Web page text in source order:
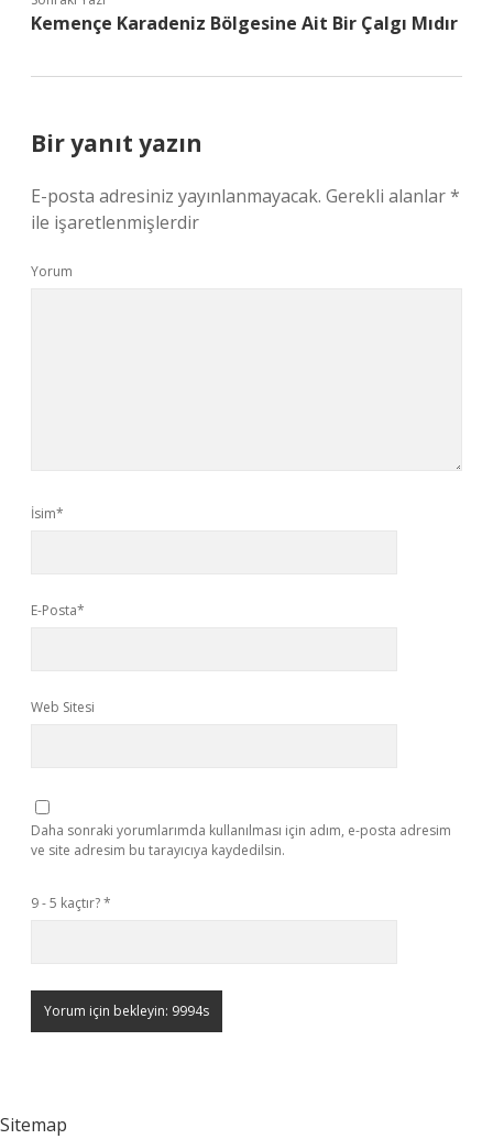
Kemençe Karadeniz Bölgesine Ait Bir Çalgı Mıdır
Bir yanıt yazın
E-posta adresiniz yayınlanmayacak. Gerekli alanlar*
ile işaretlenmişlerdir
Yorum
İsim*
E-Posta*
Web Sitesi
Daha sonraki yorumlarımda kullanılması için adım, e-posta adresim
ve site adresim bu tarayıcıya kaydedilsin.
9 - 5 kaçtır?*
Sitemap